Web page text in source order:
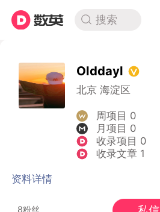
搜索
Olddayl
北京 海淀区
周项目 0
月项目 0
收录项目 0
收录文章 1
资料详情
8粉丝